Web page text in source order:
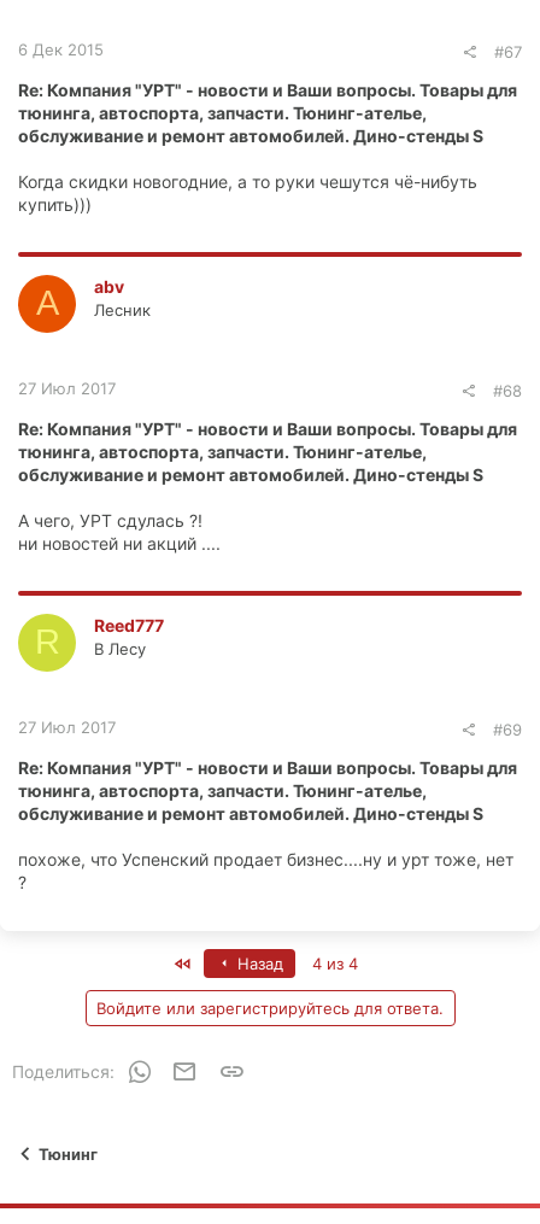
6 Дек 2015 #67
Re: Компания "УРТ" - новости и Ваши вопросы. Товары для
тюнинга, автоспорта, запчасти. Тюнинг-ателье,
обслуживание и ремонт автомобилей. Дино-стенды S
Когда скидки новогодние, а то руки чешутся чё-нибуть
купить)))
A abv
Лесник
27 Июл 2017 #68
Re: Компания "УРТ" - новости и Ваши вопросы. Товары для
тюнинга, автоспорта, запчасти. Тюнинг-ателье,
обслуживание и ремонт автомобилей. Дино-стенды S
А чего, УРТ сдулась ?!
ни новостей ни акций ....
R Reed777
В Лесу
27 Июл 2017 #69
Re: Компания "УРТ" - новости и Ваши вопросы. Товары для
тюнинга, автоспорта, запчасти. Тюнинг-ателье,
обслуживание и ремонт автомобилей. Дино-стенды S
похоже, что Успенский продает бизнес....ну и урт тоже, нет
?
First Назад 4 из 4
Войдите или зарегистрируйтесь для ответа.
Поделиться: WhatsAppЭлектронная почта
Тюнинг